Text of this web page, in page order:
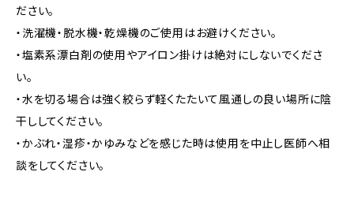
ださい。
・洗濯機・脱水機・乾燥機のご使用はお避けください。
・塩素系漂白剤の使用やアイロン掛けは絶対にしないでくださ
い。
・水を切る場合は強く絞らず軽くたたいて風通しの良い場所に陰
干ししてください。
・かぶれ・湿疹・かゆみなどを感じた時は使用を中止し医師へ相
談をしてください。